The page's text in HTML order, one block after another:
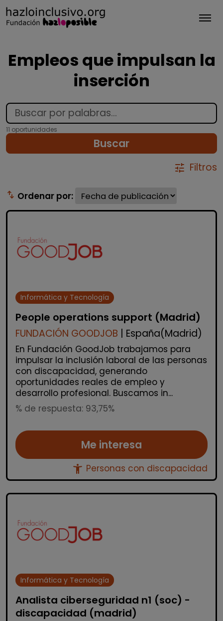
Empleos que impulsan la
inserción
11 oportunidades
Buscar
tune Filtros
swap_vert Ordenar por:
Informática y Tecnología
People operations support (Madrid)
FUNDACIÓN GOODJOB | España(Madrid)
En Fundación GoodJob trabajamos para
impulsar la inclusión laboral de las personas
con discapacidad, generando
oportunidades reales de empleo y
desarrollo profesional. Buscamos in...
% de respuesta: 93,75%
Me interesa
accessibility_new Personas con discapacidad
Informática y Tecnología
Analista ciberseguridad n1 (soc) -
discapacidad (madrid)